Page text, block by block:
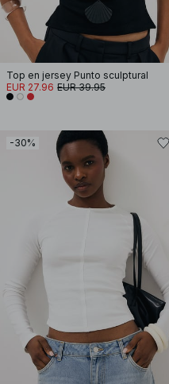
Top en jersey Punto sculptural
EUR 27.96 EUR 39.95
-30%